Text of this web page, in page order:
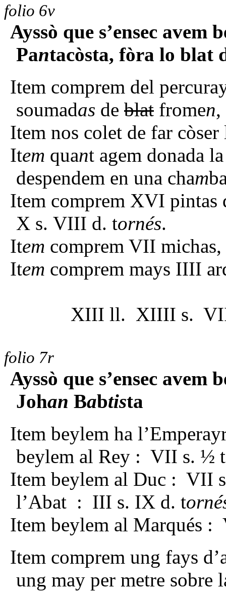
folio 6v
Ayssò que s’ensec
Pantacòsta, fòra lo blat
Item comprem del
soumadas de blat fromen
Item nos colet de far
Item quant agem donada
despendem en una cham
Item comprem XVI
X s. VIII d. tornés.
Item comprem VII
Item comprem mays IIII
XIII ll. XIIII s.
folio 7r
Ayssò que s’ensec avem
Johan Babtista
Item beylem ha
beylem al Rey : VII s. ½ t
Item beylem al Duc : VII
l’Abat : III s. IX d. t
Item beylem al Marqués
Item comprem ung fays
ung may per metre sobre